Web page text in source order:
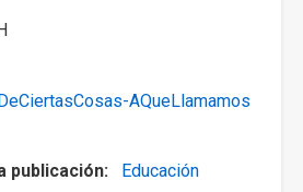
AQueLlamamos
publicación Educación